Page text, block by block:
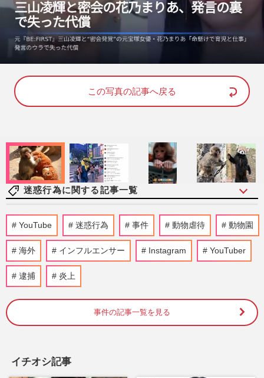
n
u
o
d
:
この写真の記事へ戻る
迷惑行為に関する記事一覧
《東京ディズニーシー》迷惑配信者が閉園
後“居残り”で暗闇逃走劇「どうやって残っ
た?」の疑問をオリエン…
週刊女性PRIME
映画『トイ・ストーリー5』が流出、本編
丸ごと投稿で被害6億円!? 「見るだけで逮
捕？」誰もがやりがちな“N…
週刊女性PRIME 2026/7/20
YouTube 迷惑行為 事件 動物虐待 動物園
海外 インフルエンサー Instagram YouTuber
逮捕 炎上
事件の記事一覧を見る
イチオシ記事